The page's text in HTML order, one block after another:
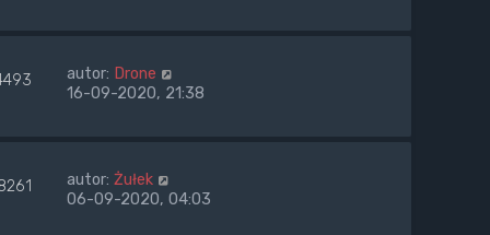
autor: Drone
16-09-2020, 21:38
autor: Żułek
06-09-2020, 04:03